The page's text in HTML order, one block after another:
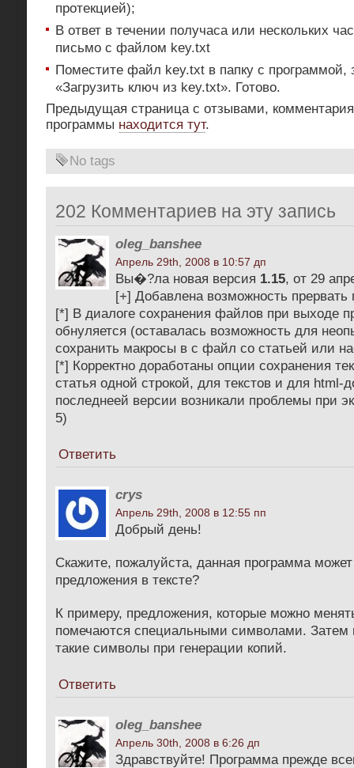
протекцией);
В ответ в течении получаса или нескольких
письмо с файлом key.txt
Поместите файл key.txt в папку с программой,
«Загрузить ключ из key.txt». Готово.
Предыдущая страница с отзывами,
программы находится тут.
No tags
202 Комментариев на эту запись
oleg_banshee
Апрель 29th, 2008 в 10:57 дп
Вы�?ла новая версия 1.15, от 29
[+] Добавлена возможность прервать
[*] В диалоге сохранения файлов при выходе
обнуляется (оставалась возможность для
сохранить макросы в с файл со статьей или
[*] Корректно доработаны опции сохранения
статья одной строкой, для текстов и для html-
последнеей версии возникали проблемы при
5)
Ответить
crys
Апрель 29th, 2008 в 12:55 пп
Добрый день!
Скажите, пожалуйста, данная программа
предложения в тексте?
К примеру, предложения, которые можно
помечаются специальными символами. Затем
такие символы при генерации копий.
Ответить
oleg_banshee
Апрель 30th, 2008 в 6:26 дп
Здравствуйте! Программа прежде